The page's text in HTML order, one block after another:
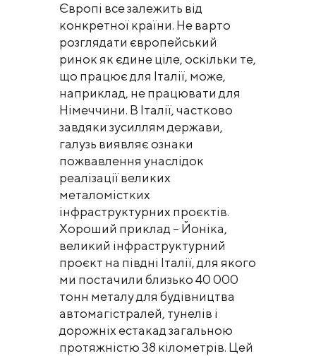
Європі все залежить від
конкретної країни. Не варто
розглядати європейський
ринок як єдине ціле, оскільки те,
що працює для Італії, може,
наприклад, не працювати для
Німеччини. В Італії, частково
завдяки зусиллям держави,
галузь виявляє ознаки
пожвавлення унаслідок
реалізації великих
металомістких
інфраструктурних проєктів.
Хороший приклад – Йоніка,
великий інфраструктурний
проєкт на півдні Італії, для якого
ми постачили близько 40 000
тонн металу для будівництва
автомагістралей, тунелів і
дорожніх естакад загальною
протяжністю 38 кілометрів. Цей